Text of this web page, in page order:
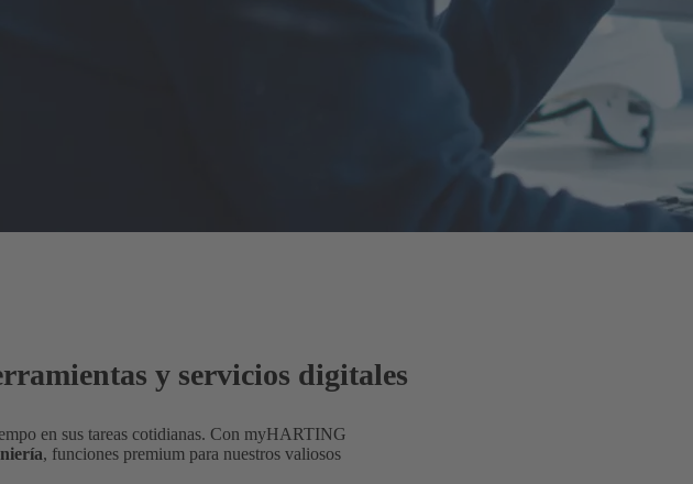
y servicios digitales
en sus tareas cotidianas. Con myHARTING
, funciones premium para nuestros valiosos